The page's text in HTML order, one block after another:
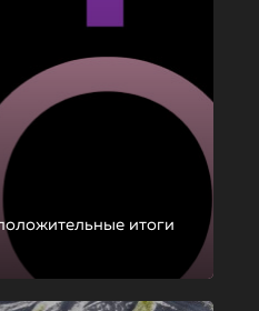
итоги